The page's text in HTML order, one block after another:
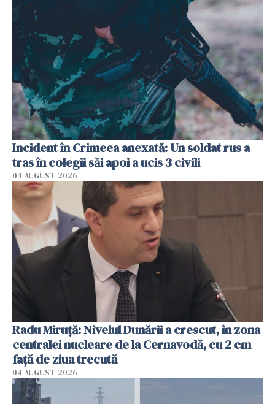
Incident în Crimeea anexată: Un soldat rus a
tras în colegii săi apoi a ucis 3 civili
04 AUGUST 2026
Radu Miruţă: Nivelul Dunării a crescut, în zona
centralei nucleare de la Cernavodă, cu 2 cm
faţă de ziua trecută
04 AUGUST 2026